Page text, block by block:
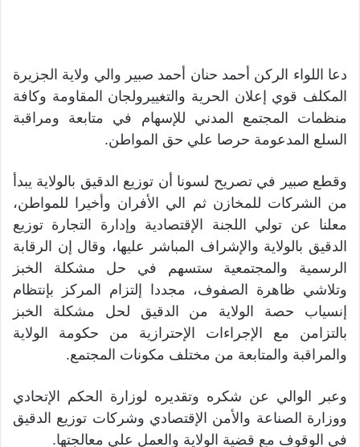
دعا اللواء الركن أحمد حنان أحمد صبير والي ولاية الجزيرة
المكلف قوي إعلان الحرية والتغييرولجان المقاومة وكافة
منظمات المجتمع المدني للإسهام في متابعة ومراقبة
السلع المدعومة حرصا علي حق المواطن.
وقطع صبير في تصريح لسونا أن توزيع الدقيق بالولاية يبدأ
من الشركات للمخازن ثم الي الأفران وأخيرا للمواطن،
معلنا عن تولي اللجنة الإقتصادية وإدارة التجارة توزيع
الدقيق بالولاية والإشراف المباشر عليها، وقال إن الرقابة
الرسمية والمجتمعية ستسهم في حل مشكلة الخبز
وتلاشي ظاهرة الصفوف، مجددا إلتزام المركز بإنتظام
إنسياب حصة الولاية من الدقيق لحل مشكلة الخبز
بالتزامن مع الإجراءات الإحترازية من حكومة الولاية
والمراقبة والمتابعة من مختلف مكونات المجتمع.
وعبر الوالي عن شكره وتقديره لوزارة الحكم الإتحادي
ووزارة الصناعة والأمن الإقتصادي وشركات توزيع الدقيق
في الوقوف مع قضية الولاية والعمل علي معالجتها.